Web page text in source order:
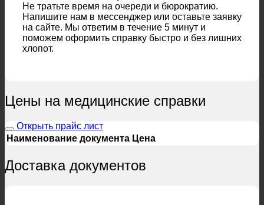
Не тратьте время на очереди и бюрократию.
Напишите нам в мессенджер или оставьте заявку
на сайте. Мы ответим в течение 5 минут и
поможем оформить справку быстро и без лишних
хлопот.
Цены на медицинские справки
Открыть прайс лист
Наименование документа Цена
Доставка документов